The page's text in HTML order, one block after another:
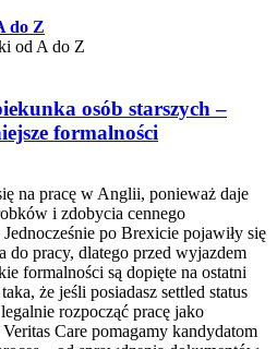
do Z
od A do Z
osób starszych –
formalności
na pracę w Anglii, ponieważ daje
i zdobycia cennego
po Brexicie pojawiły się
do pracy, dlatego przed wyjazdem
formalności są dopięte na ostatni
że jeśli posiadasz settled status
rozpocząć pracę jako
Care pomagamy kandydatom